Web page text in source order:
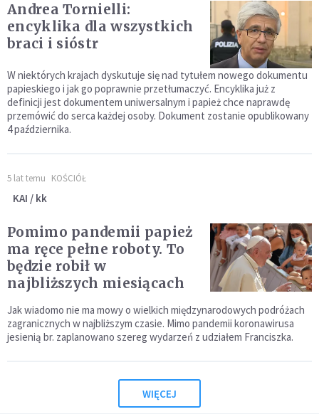
Andrea Tornielli:
encyklika dla wszystkich
braci i sióstr
W niektórych krajach dyskutuje się nad tytułem nowego dokumentu
papieskiego i jak go poprawnie przetłumaczyć. Encyklika już z
definicji jest dokumentem uniwersalnym i papież chce naprawdę
przemówić do serca każdej osoby. Dokument zostanie opublikowany
4 października.
5 lat temu KOŚCIÓŁ
KAI / kk
Pomimo pandemii papież
ma ręce pełne roboty. To
będzie robił w
najbliższych miesiącach
Jak wiadomo nie ma mowy o wielkich międzynarodowych podróżach
zagranicznych w najbliższym czasie. Mimo pandemii koronawirusa
jesienią br. zaplanowano szereg wydarzeń z udziałem Franciszka.
WIĘCEJ